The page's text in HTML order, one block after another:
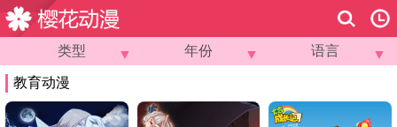
类型 ▼ 年份 ▼ 语言
▼
教育动漫